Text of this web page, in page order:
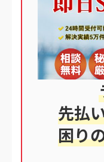
先払
困り